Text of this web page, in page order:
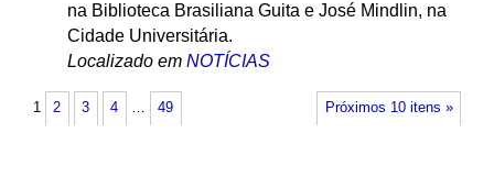
na Biblioteca Brasiliana Guita e José Mindlin, na
Cidade Universitária.
Localizado em NOTÍCIAS
Próximos 10 itens »
1 2 3 4 … 49